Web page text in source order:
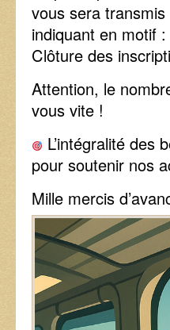
vous sera
indiquant en motif
Clôture des
Attention, le
vous vite !
L’intégralité des
pour soutenir nos
Mille mercis